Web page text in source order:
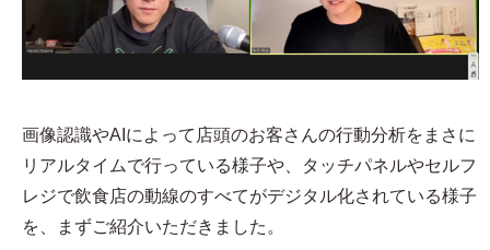
画像認識やAIによって店頭のお客さんの行動分析をまさに
リアルタイムで行っている様子や、タッチパネルやセルフ
レジで飲食店の動線のすべてがデジタル化されている様子
を、まずご紹介いただきました。